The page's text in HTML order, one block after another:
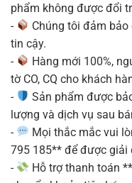
phẩm không được đổi
-
Chúng tôi đảm
tin cậy.
-
Hàng mới 100%,
tờ CO, CQ cho khách
-
Sản phẩm được
lượng và dịch vụ sau
-
Mọi thắc mắc vui
795 185** để được giải
-
Hỗ trợ thanh toán